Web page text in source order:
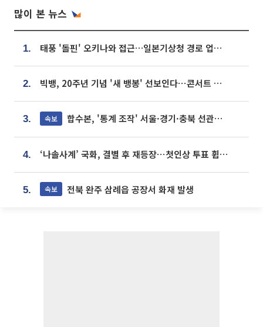
많이 본 뉴스
1. 태풍 '돌핀' 오키나와 접근…일본기상청 경로 업데이트
2. 빅뱅, 20주년 기념 '새 뱅봉' 선보인다⋯콘서트 앞두고 팝업 개최
3. 속보 합수본, '통계 조작' 서울·경기·충북 선관위 등 추가 압수수색
4. ‘나솔사계’ 국화, 결별 후 재등장⋯첫인상 투표 휩쓸고 ‘인기녀’ 등극
5. 속보 전북 완주 삼례읍 공장서 화재 발생